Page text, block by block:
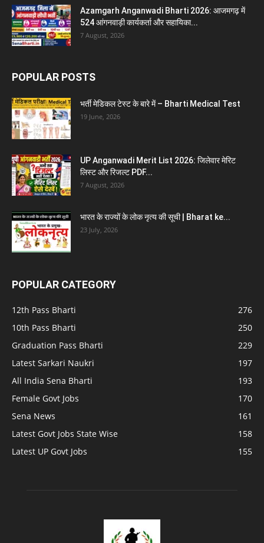
Azamgarh Anganwadi Bharti 2026: आजमगढ़ में
524 आंगनवाड़ी कार्यकर्ता और सहायिका...
7 August, 2026
POPULAR POSTS
भर्ती मेडिकल टेस्ट के बारे में – Bharti Medical Test
19 June, 2026
UP Anganwadi Merit List 2026: जिलेवार मेरिट
लिस्ट और रिजल्ट PDF...
7 August, 2026
भारत के राज्यों के लोक नृत्य की सूची | Bharat ke...
23 July, 2026
POPULAR CATEGORY
12th Pass Bharti
276
10th Pass Bharti
250
Graduation Pass Bharti
229
Latest Sarkari Naukri
197
All India Sena Bharti
193
Female Govt Jobs
170
Sena News
161
Latest Govt Jobs State Wise
158
Latest UP Govt Jobs
155